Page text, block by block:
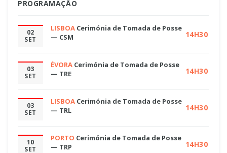
PROGRAMAÇÃO
02
SET
LISBOA Cerimónia de Tomada de Posse
— CSM
14H30
03
SET
ÉVORA Cerimónia de Tomada de Posse
— TRE
14H30
03
SET
LISBOA Cerimónia de Tomada de Posse
— TRL
14H30
10
SET
PORTO Cerimónia de Tomada de Posse
— TRP
14H30